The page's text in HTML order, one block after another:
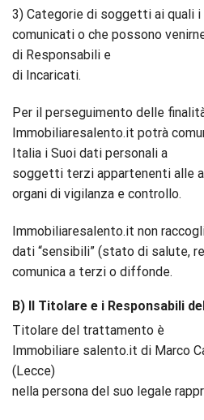
3) Categorie di soggetti ai quali
comunicati o che possono
di Responsabili e
di Incaricati.
Per il perseguimento delle
Immobiliaresalento.it potrà
Italia i Suoi dati personali a
soggetti terzi appartenenti alle
organi di vigilanza e controllo.
Immobiliaresalento.it non
dati “sensibili” (stato di salute,
comunica a terzi o diffonde.
B) Il Titolare e i Responsabili
Titolare del trattamento è
Immobiliare salento.it di Marco
(Lecce)
nella persona del suo legale